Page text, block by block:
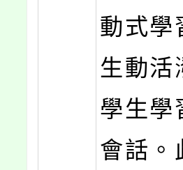
動式學
生動活
學生學
會話。